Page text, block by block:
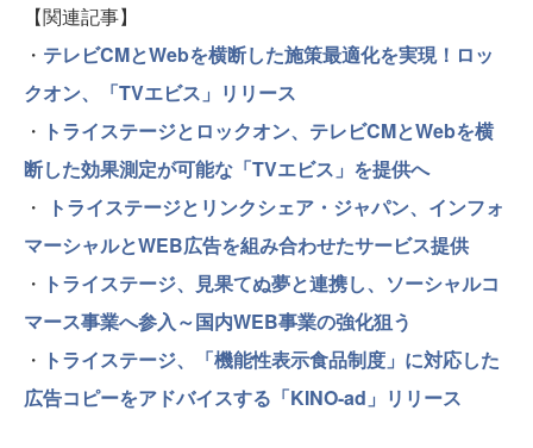
【関連記事】
・ テレビCMとWebを横断した施策最適化を実現！ロッ
クオン、「TVエビス」リリース
・ トライステージとロックオン、テレビCMとWebを横
断した効果測定が可能な「TVエビス」を提供へ
・
トライステージとリンクシェア・ジャパン、インフォ
マーシャルとWEB広告を組み合わせたサービス提供
・ トライステージ、見果てぬ夢と連携し、ソーシャルコ
マース事業へ参入～国内WEB事業の強化狙う
・ トライステージ、「機能性表示食品制度」に対応した
広告コピーをアドバイスする「KINO-ad」リリース